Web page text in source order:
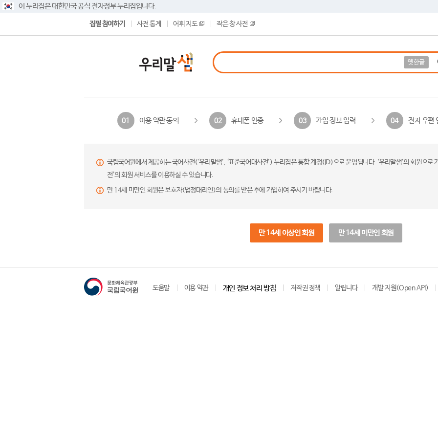
이 누리집은 대한민국 공식 전자정부 누리집입니다.
집필 참여하기 사전 통계 어휘 지도 작은 창 사전
옛한글
01 이용 약관 동의 02 휴대폰 인증 03 가입 정보 입력 04 전자 우편
국립국어원에서 제공하는 국어사전(‘우리말샘’, ‘표준국어대사전’) 누리집은 통합 계정(ID)으로 운영됩니다. ‘우리말샘’의 회원으
전’의 회원 서비스를 이용하실 수 있습니다.
만 14세 미만인 회원은 보호자(법정대리인)의 동의를 받은 후에 가입하여 주시기 바랍니다.
만 14세 이상인 회원 만 14세 미만인 회원
도움말 이용 약관 개인 정보 처리 방침 저작권 정책 알립니다 개발 지원(Open API)